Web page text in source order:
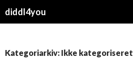
diddl4you
Kategoriarkiv: Ikke kategoriseret